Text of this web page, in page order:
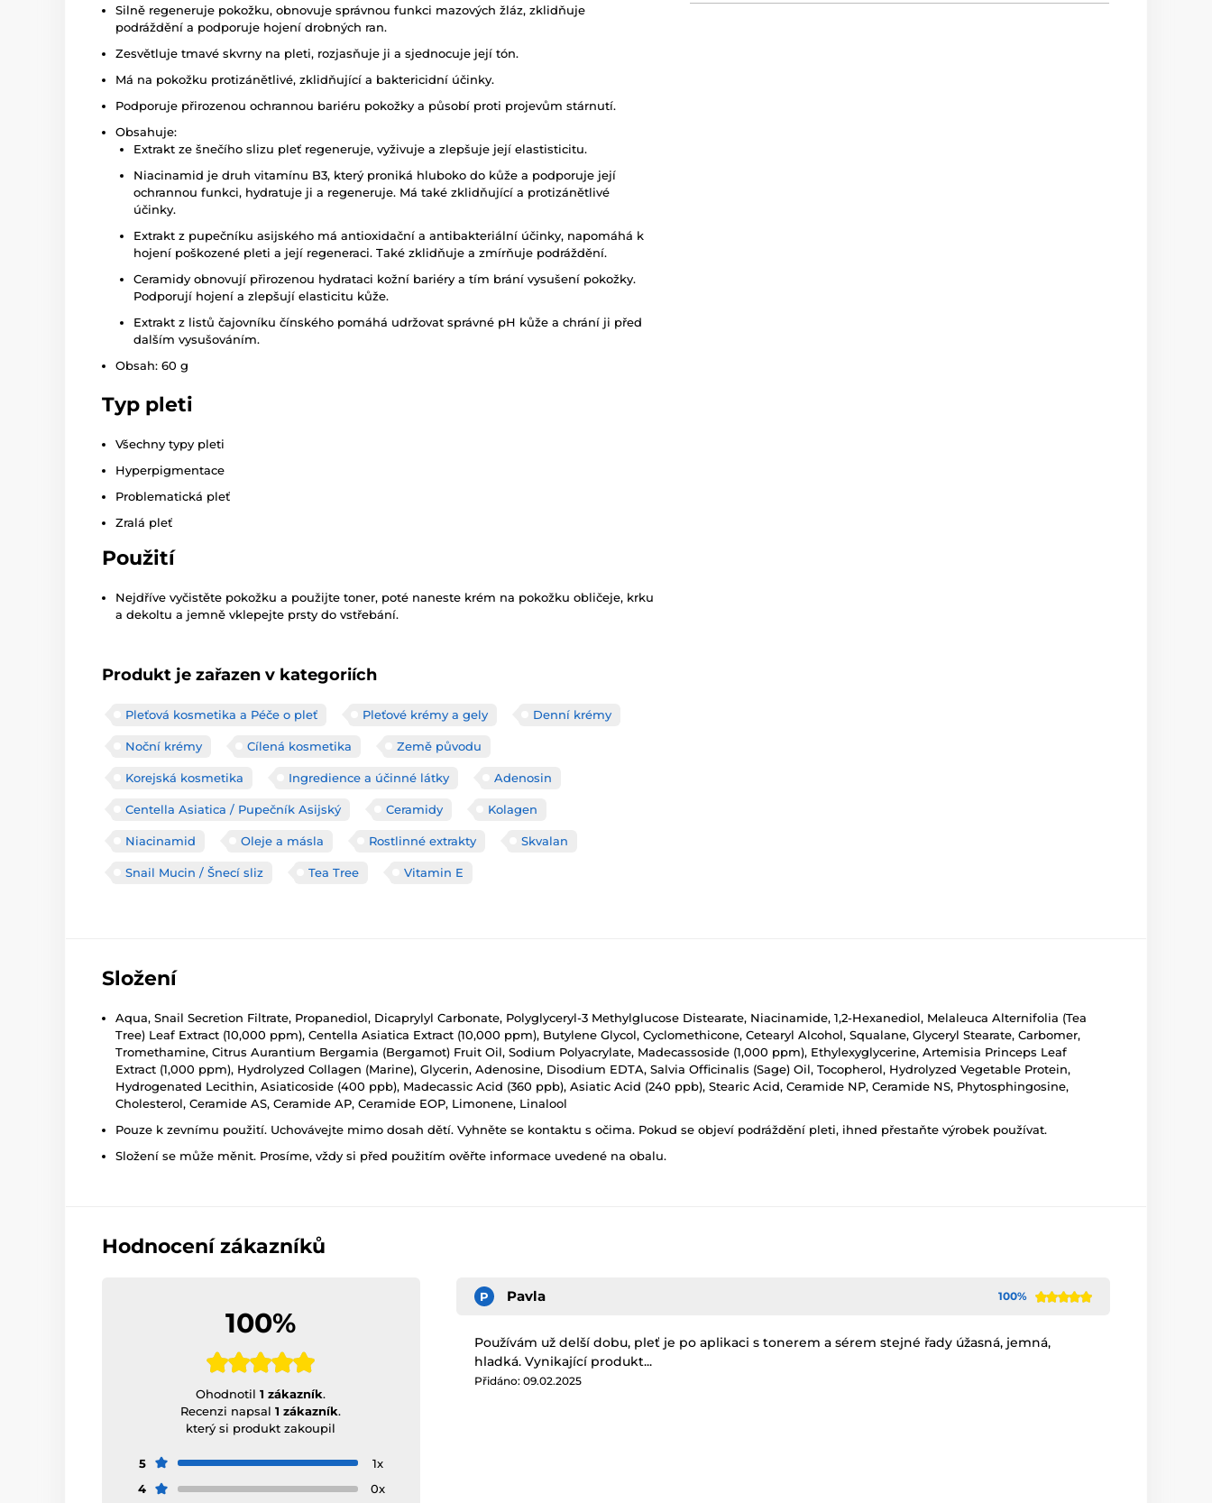
Silně regeneruje pokožku, obnovuje správnou funkci mazových žláz, zklidňuje
podráždění a podporuje hojení drobných ran.
Zesvětluje tmavé skvrny na pleti, rozjasňuje ji a sjednocuje její tón.
Má na pokožku protizánětlivé, zklidňující a baktericidní účinky.
Podporuje přirozenou ochrannou bariéru pokožky a působí proti projevům stárnutí.
Obsahuje:
Extrakt ze šnečího slizu pleť regeneruje, vyživuje a zlepšuje její elastisticitu.
Niacinamid je druh vitamínu B3, který proniká hluboko do kůže a podporuje její
ochrannou funkci, hydratuje ji a regeneruje. Má také zklidňující a protizánětlivé
účinky.
Extrakt z pupečníku asijského má antioxidační a antibakteriální účinky, napomáhá k
hojení poškozené pleti a její regeneraci. Také zklidňuje a zmírňuje podráždění.
Ceramidy obnovují přirozenou hydrataci kožní bariéry a tím brání vysušení pokožky.
Podporují hojení a zlepšují elasticitu kůže.
Extrakt z listů čajovníku čínského pomáhá udržovat správné pH kůže a chrání ji před
dalším vysušováním.
Obsah: 60 g
Typ pleti
Všechny typy pleti
Hyperpigmentace
Problematická pleť
Zralá pleť
Použití
Nejdříve vyčistěte pokožku a použijte toner, poté naneste krém na pokožku obličeje, krku
a dekoltu a jemně vklepejte prsty do vstřebání.
Produkt je zařazen v kategoriích
Pleťová kosmetika a Péče o pleť Pleťové krémy a gely Denní krémy
Noční krémy Cílená kosmetika Země původu
Korejská kosmetika Ingredience a účinné látky Adenosin
Centella Asiatica / Pupečník Asijský Ceramidy Kolagen
Niacinamid Oleje a másla Rostlinné extrakty Skvalan
Snail Mucin / Šnecí sliz Tea Tree Vitamin E
Složení
Aqua, Snail Secretion Filtrate, Propanediol, Dicaprylyl Carbonate, Polyglyceryl-3 Methylglucose Distearate, Niacinamide, 1,2-Hexanediol, Melaleuca Alternifolia (Tea
Tree) Leaf Extract (10,000 ppm), Centella Asiatica Extract (10,000 ppm), Butylene Glycol, Cyclomethicone, Cetearyl Alcohol, Squalane, Glyceryl Stearate, Carbomer,
Tromethamine, Citrus Aurantium Bergamia (Bergamot) Fruit Oil, Sodium Polyacrylate, Madecassoside (1,000 ppm), Ethylexyglycerine, Artemisia Princeps Leaf
Extract (1,000 ppm), Hydrolyzed Collagen (Marine), Glycerin, Adenosine, Disodium EDTA, Salvia Officinalis (Sage) Oil, Tocopherol, Hydrolyzed Vegetable Protein,
Hydrogenated Lecithin, Asiaticoside (400 ppb), Madecassic Acid (360 ppb), Asiatic Acid (240 ppb), Stearic Acid, Ceramide NP, Ceramide NS, Phytosphingosine,
Cholesterol, Ceramide AS, Ceramide AP, Ceramide EOP, Limonene, Linalool
Pouze k zevnímu použití. Uchovávejte mimo dosah dětí. Vyhněte se kontaktu s očima. Pokud se objeví podráždění pleti, ihned přestaňte výrobek používat.
Složení se může měnit. Prosíme, vždy si před použitím ověřte informace uvedené na obalu.
Hodnocení zákazníků
100%
Ohodnotil1 zákazník.
Recenzi napsal1 zákazník.
který si produkt zakoupil
5
1x
4
0x
P Pavla 100%
Používám už delší dobu, pleť je po aplikaci s tonerem a sérem stejné řady úžasná, jemná,
hladká. Vynikající produkt...
Přidáno: 09.02.2025